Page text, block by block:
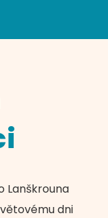
Lanškrouna
dni